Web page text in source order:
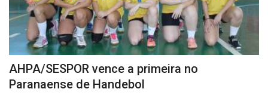
AHPA/SESPOR vence a primeira no
Paranaense de Handebol